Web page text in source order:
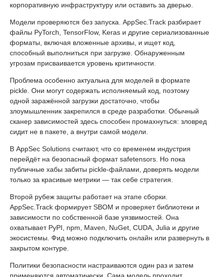
корпоративную инфраструктуру или оставить за дверью.
Модели проверяются без запуска. AppSec.Track разбирает
файлы PyTorch, TensorFlow, Keras и другие сериализованные
форматы, включая вложенные архивы, и ищет код,
способный выполниться при загрузке. Обнаруженным
угрозам присваивается уровень критичности.
Проблема особенно актуальна для моделей в формате
pickle. Они могут содержать исполняемый код, поэтому
одной заражённой загрузки достаточно, чтобы
злоумышленник закрепился в среде разработки. Обычный
сканер зависимостей здесь способен промахнуться: зловред
сидит не в пакете, а внутри самой модели.
В AppSec Solutions считают, что со временем индустрия
перейдёт на безопасный формат safetensors. Но пока
публичные хабы забиты pickle-файлами, доверять модели
только за красивые метрики — так себе стратегия.
Второй рубеж защиты работает на этапе сборки.
AppSec.Track формирует SBOM и проверяет библиотеки и
зависимости по собственной базе уязвимостей. Она
охватывает PyPI, npm, Maven, NuGet, CUDA, Julia и другие
экосистемы. Фид можно подключить онлайн или развернуть в
закрытом контуре.
Политики безопасности настраиваются один раз и затем